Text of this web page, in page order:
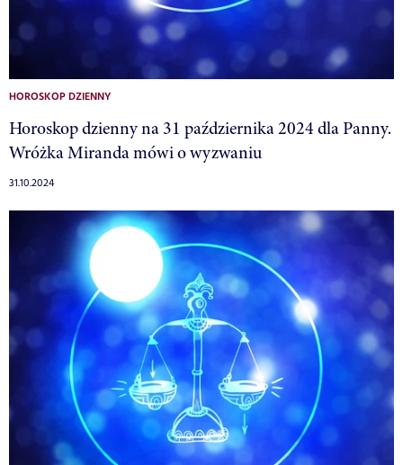
HOROSKOP DZIENNY
Horoskop dzienny na 31 października 2024 dla Panny.
Wróżka Miranda mówi o wyzwaniu
31.10.2024